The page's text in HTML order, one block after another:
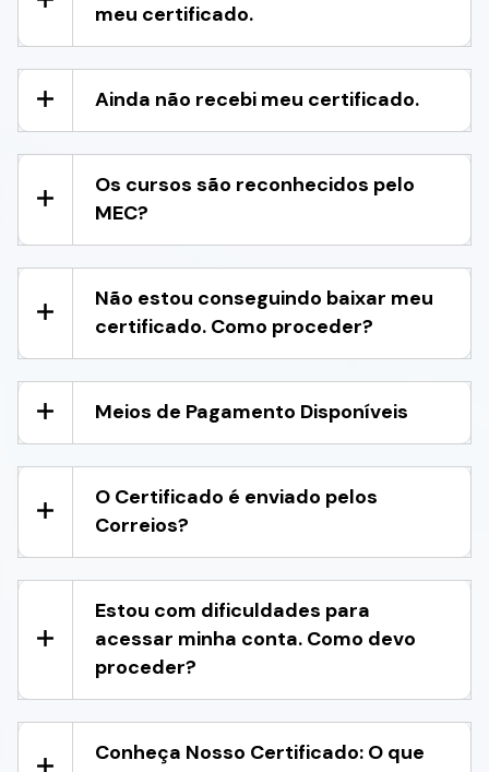
meu certificado.
Ainda não recebi meu certificado.
Os cursos são reconhecidos pelo
MEC?
Não estou conseguindo baixar meu
certificado. Como proceder?
Meios de Pagamento Disponíveis
O Certificado é enviado pelos
Correios?
Estou com dificuldades para
acessar minha conta. Como devo
proceder?
Conheça Nosso Certificado: O que